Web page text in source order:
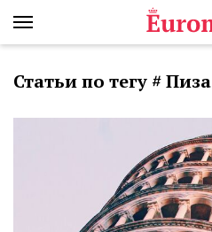
Статьи по тегу # Пиза